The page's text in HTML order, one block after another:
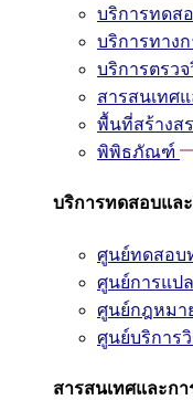
บริการทดส
บริการทาง
บริการตรว
สารสนเทศ
พื้นที่สร้างส
พิพิธภัณฑ์
บริการทดสอบแล
ศูนย์ทดสอบ
ศูนย์การแป
ศูนย์กฎหมา
ศูนย์บริการ
สารสนเทศและก